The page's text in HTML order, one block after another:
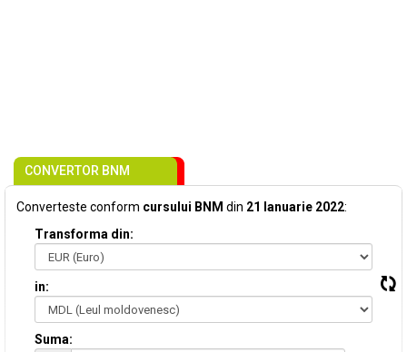
CONVERTOR BNM
Converteste conform cursului BNM din 21 Ianuarie 2022:
Transforma din:
in:
Suma: